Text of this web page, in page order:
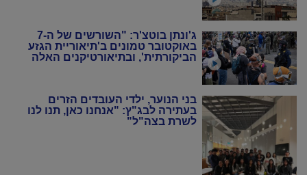
ג'ונתן בוטצ'ר: "השורשים של ה-7
באוקטובר טמונים ב'תיאוריית הגזע
הביקורתית', ובתיאורטיקנים האלה
בני הנוער, ילדי העובדים הזרים
בעתירה לבג"ץ: "אנחנו כאן, תנו לנו
לשרת בצה"ל"